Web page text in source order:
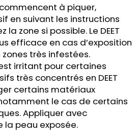
à piquer,
en suivant les instructions
la zone si possible. Le DEET
efficace en cas d’exposition
très infestées.
irritant pour certaines
très concentrés en DEET
certains matériaux
le cas de certains
Appliquer avec
la peau exposée.